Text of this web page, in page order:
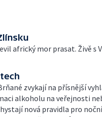
africký mor prasat. Živě s
zvykají na přísnější
alkoholu na veřejnosti
nová pravidla pro